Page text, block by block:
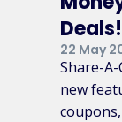
Deals!
22 May
Share-
new